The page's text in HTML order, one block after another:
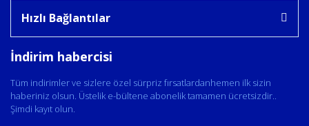
Hızlı Bağlantılar
İndirim habercisi
Tüm indirimler ve sizlere özel sürpriz fırsatlardanhemen ilk sizin
haberiniz olsun. Üstelik e-bültene abonelik tamamen ücretsizdir..
Şimdi kayıt olun.